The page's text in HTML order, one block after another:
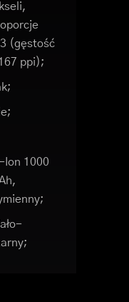
(gęstość
ppi);
Ion 1000